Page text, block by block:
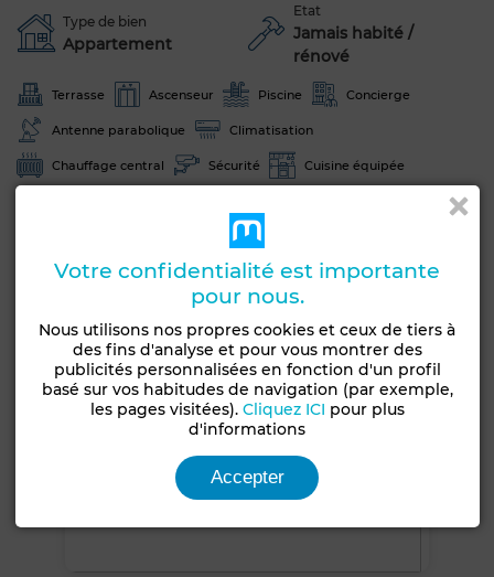
Type de bien
Appartement
Etat
Jamais habité /
rénové
Terrasse Ascenseur Piscine Concierge
Antenne parabolique Climatisation
Chauffage central Sécurité Cuisine équipée
Voir plus de photos
Votre confidentialité est importante
pour nous.
Nous utilisons nos propres cookies et ceux de tiers à
des fins d'analyse et pour vous montrer des
publicités personnalisées en fonction d'un profil
basé sur vos habitudes de navigation (par exemple,
les pages visitées). Cliquez ICI pour plus
d'informations
Accepter